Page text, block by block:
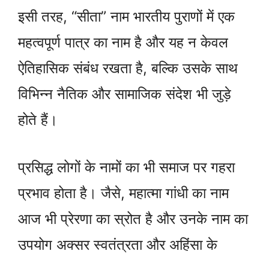
इसी तरह, “सीता” नाम भारतीय पुराणों में एक
महत्वपूर्ण पात्र का नाम है और यह न केवल
ऐतिहासिक संबंध रखता है, बल्कि उसके साथ
विभिन्न नैतिक और सामाजिक संदेश भी जुड़े
होते हैं।
प्रसिद्ध लोगों के नामों का भी समाज पर गहरा
प्रभाव होता है। जैसे, महात्मा गांधी का नाम
आज भी प्रेरणा का स्रोत है और उनके नाम का
उपयोग अक्सर स्वतंत्रता और अहिंसा के